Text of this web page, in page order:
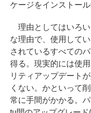
ケージをインストー
理由としてはいろい
な理由で、使用して
されているすべての
得る。現実的には使
リティアップデート
くない。かといって
常に手間がかかる。